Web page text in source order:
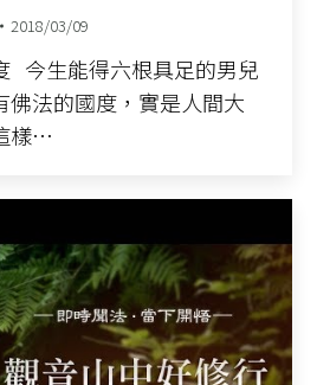
2018/03/09
今生能得六根具足的男兒
佛法的國度，實是人間大
樣…